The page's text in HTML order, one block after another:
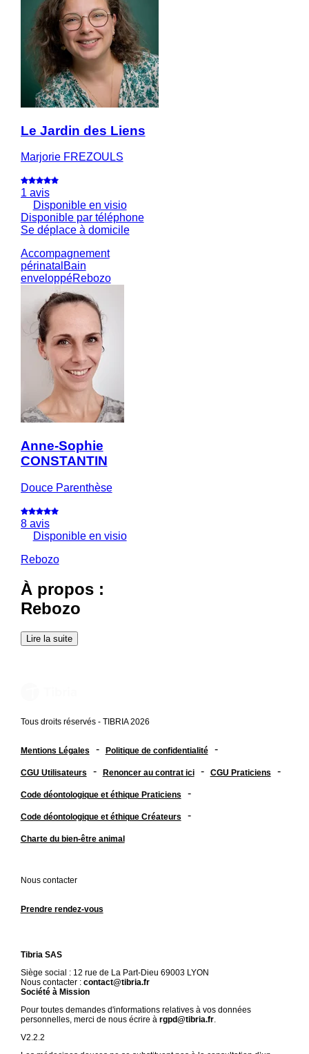
Le Jardin des Liens
Marjorie FREZOULS
1 avis
Disponible en visio
Disponible par téléphone
Se déplace à domicile
Accompagnement
périnatal Bain
enveloppéRebozo
Anne-Sophie
CONSTANTIN
Douce Parenthèse
8 avis
Disponible en visio
Rebozo
À propos :
Rebozo
Lire la suite
Tous droits réservés - TIBRIA 2026
Mentions Légales - Politique de confidentialité -
CGU Utilisateurs - Renoncer au contrat ici - CGU Praticiens -
Code déontologique et éthique Praticiens -
Code déontologique et éthique Créateurs -
Charte du bien-être animal
Nous contacter
Prendre rendez-vous
Tibria SAS
Siège social : 12 rue de La Part-Dieu 69003 LYON
Nous contacter : contact@tibria.fr
Société à Mission
Pour toutes demandes d'informations relatives à vos données
personnelles, merci de nous écrire à rgpd@tibria.fr.
V2.2.2